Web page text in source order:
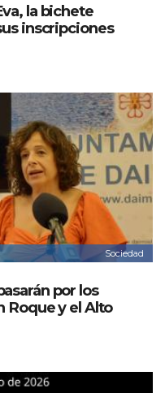
la bichete
inscripciones
Sociedad
por los
Roque y el Alto